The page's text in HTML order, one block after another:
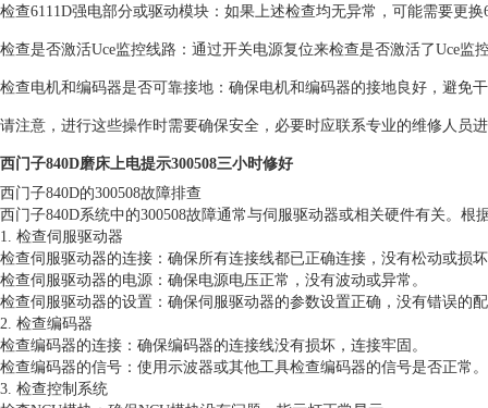
检查6111D强电部分或驱动模块：如果上述检查均无异常，可能需要更
检查是否激活Uce监控线路：通过开关电源复位来检查是否激活了Uce监
检查电机和编码器是否可靠接地：确保电机和编码器的接地良好，避免
请注意，进行这些操作时需要确保安全，必要时应联系专业的维修人员
西门子840D磨床上电提示300508三小时修好
西门子840D的300508故障排查
西门子840D系统中的300508故障通常与伺服驱动器或相关硬件有关。
1. 检查伺服驱动器
检查伺服驱动器的连接：确保所有连接线都已正确连接，没有松动或损
检查伺服驱动器的电源：确保电源电压正常，没有波动或异常。
检查伺服驱动器的设置：确保伺服驱动器的参数设置正确，没有错误的
2. 检查编码器
检查编码器的连接：确保编码器的连接线没有损坏，连接牢固。
检查编码器的信号：使用示波器或其他工具检查编码器的信号是否正常。
3. 检查控制系统